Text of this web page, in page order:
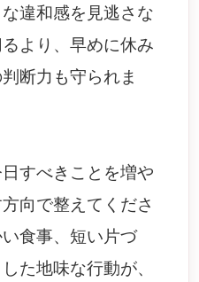
違和感を見逃さな
より、早めに休み
断力も守られま
すべきことを増や
向で整えてくださ
食事、短い片づ
た地味な行動が、